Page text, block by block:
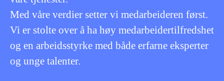
Med våre verdier setter vi medarbeideren først.
Vi er stolte over å ha høy medarbeidertilfredshet
og en arbeidsstyrke med både erfarne eksperter
og unge talenter.